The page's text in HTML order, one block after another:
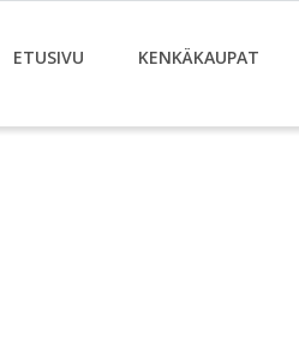
ETUSIVU KENKÄKAUPAT